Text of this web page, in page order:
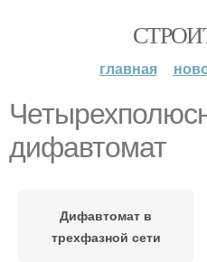
главная
дифавтомат
Дифавтомат в
трехфазной сети